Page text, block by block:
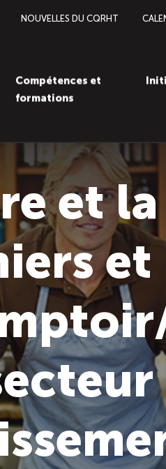
NOUVELLES DU CQRHT
Compétences et
formations
et
et